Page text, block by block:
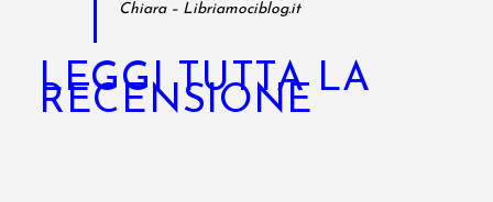
Chiara – Libriamociblog.it
LEGGI TUTTA LA
RECENSIONE